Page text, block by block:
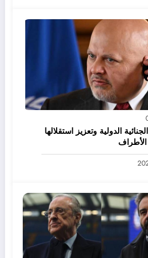
الدولية وتعزيز استقلالها